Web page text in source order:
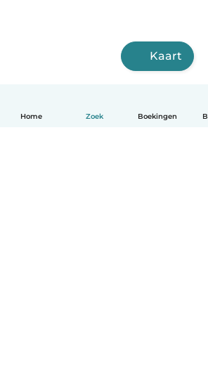
Home Zoek Boekingen
Kaart